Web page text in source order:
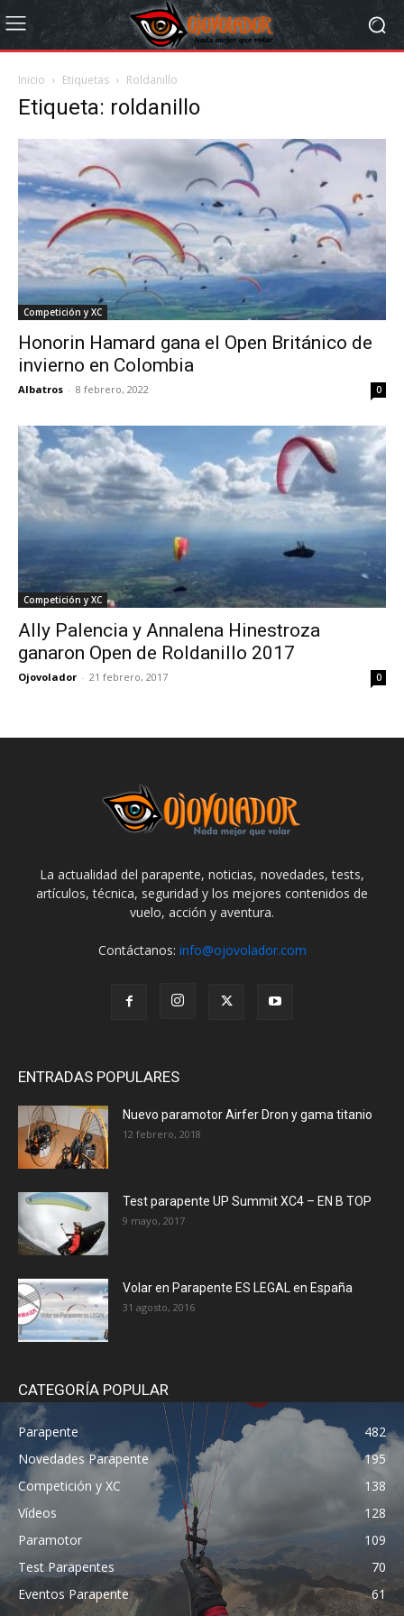
Inicio Etiquetas Roldanillo
Etiqueta: roldanillo
Competición y XC
Honorin Hamard gana el Open Británico de
invierno en Colombia
Albatros - 8 febrero, 2022 0
Competición y XC
Ally Palencia y Annalena Hinestroza
ganaron Open de Roldanillo 2017
Ojovolador - 21 febrero, 2017 0
La actualidad del parapente, noticias, novedades, tests,
artículos, técnica, seguridad y los mejores contenidos de
vuelo, acción y aventura.
Contáctanos: info@ojovolador.com
ENTRADAS POPULARES
Nuevo paramotor Airfer Dron y gama titanio
12 febrero, 2018
Test parapente UP Summit XC4 – EN B TOP
9 mayo, 2017
Volar en Parapente ES LEGAL en España
31 agosto, 2016
CATEGORÍA POPULAR
Parapente
482
Novedades Parapente
195
Competición y XC
138
Vídeos
128
Paramotor
109
Test Parapentes
70
Eventos Parapente
61